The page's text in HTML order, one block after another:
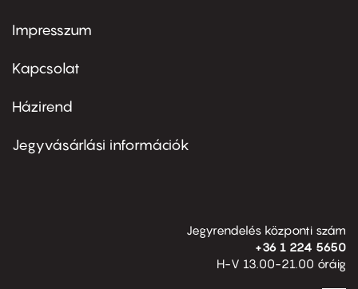
Footer
first
Impresszum
Kapcsolat
Footer
second
Házirend
Jegyvásárlási információk
Jegyrendelés központi szám
+36 1 224 5650
H-V 13.00-21.00 óráig